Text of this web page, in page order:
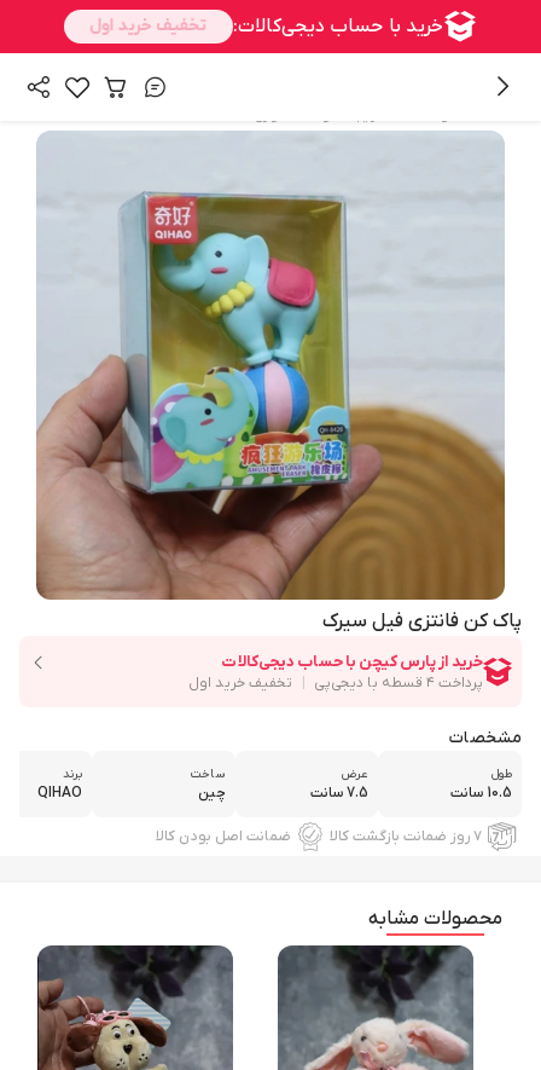
پاک کن فانتزی فیل سیرک
مشخصات
طول
10.5 سانت
عرض
7.5 سانت
ساخت
چین
برند
QIHAO
۷ روز ضمانت بازگشت کالا ضمانت اصل بودن کالا
محصولات مشابه